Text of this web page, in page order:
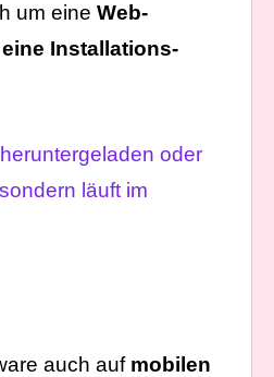
um eine Web-
Installations-
oder
läuft im
auch auf mobilen